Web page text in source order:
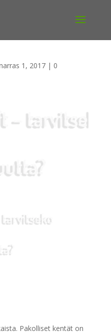
1, 2017| 0
Pakolliset kentät on